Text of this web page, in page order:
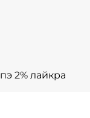
2% лайкра